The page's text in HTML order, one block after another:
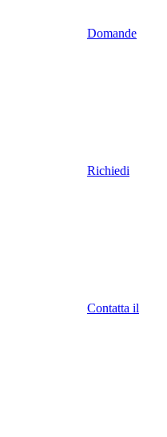
Domande
Richiedi
Contatta il